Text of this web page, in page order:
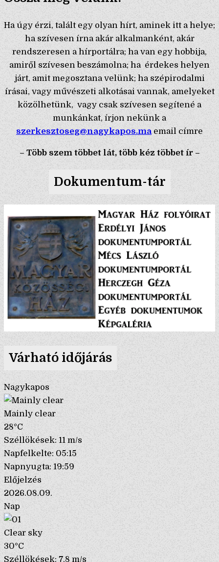
Ha úgy érzi, talált egy olyan hírt, aminek itt a helye;
ha szívesen írna akár alkalmanként, akár
rendszeresen a hírportálra; ha van egy hobbija,
amiről szívesen beszámolna; ha érdekes helyen
járt, amit megosztana velünk; ha szépirodalmi
írásai, vagy művészeti alkotásai vannak, amelyeket
közölhetünk, vagy csak szívesen segítené a
munkánkat, írjon nekünk a
szerkesztoseg@nagykapos.ma email címre
– Több szem többet lát, több kéz többet ír –
Dokumentum-tár
Várható időjárás
Nagykapos
Mainly clear
28°C
Széllökések: 11 m/s
Napfelkelte: 05:15
Napnyugta: 19:59
Előjelzés
2026.08.09.
Nap
Clear sky
30°C
Széllökések: 7.8 m/s